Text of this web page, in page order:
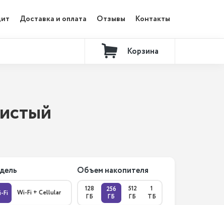
Доставка и оплата Отзывы Контакты
Корзина
Fi Wi-Fi + Cellular
Объем накопителя
128
ГБ
256
ГБ
512
ГБ
1
ТБ